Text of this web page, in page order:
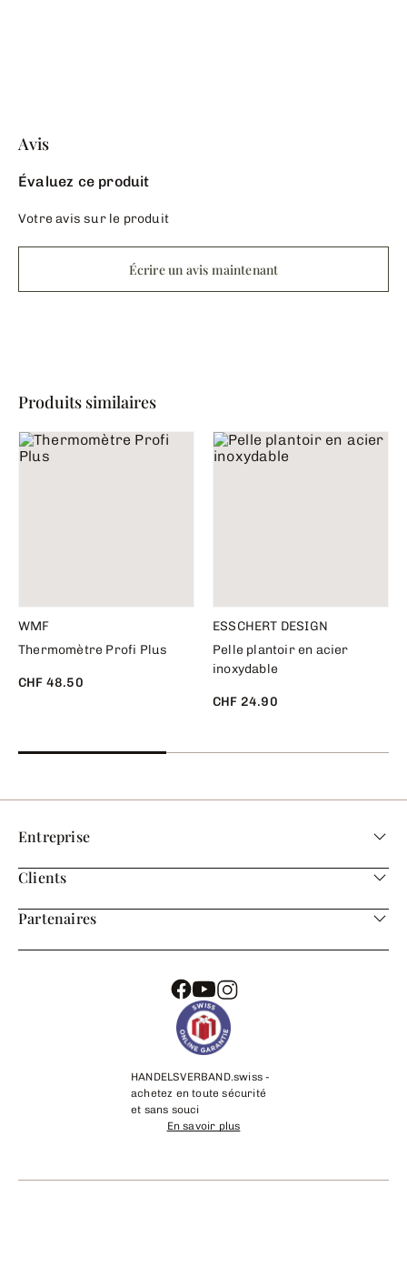
Avis
Évaluez ce produit
Votre avis sur le produit
Écrire un avis maintenant
Produits similaires
WMF
Thermomètre Profi Plus
CHF 48.50
ESSCHERT DESIGN
Pelle plantoir en acier
inoxydable
CHF 24.90
Entreprise
Clients
Partenaires
HANDELSVERBAND.swiss -
achetez en toute sécurité
et sans souci
En savoir plus